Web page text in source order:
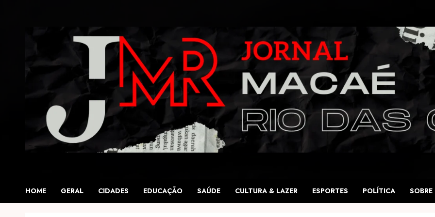
HOME GERAL CIDADES EDUCAÇÃO SAÚDE CULTURA & LAZER ESPORTES POLÍTICA